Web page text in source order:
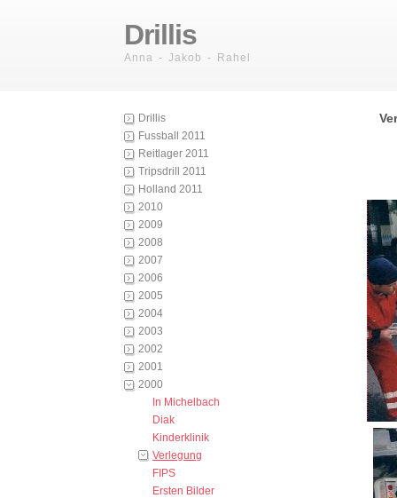
Drillis
Anna - Jakob - Rahel
Drillis
Fussball 2011
Reitlager 2011
Tripsdrill 2011
Holland 2011
2010
2009
2008
2007
2006
2005
2004
2003
2002
2001
2000
In Michelbach
Diak
Kinderklinik
Verlegung
FIPS
Ersten Bilder